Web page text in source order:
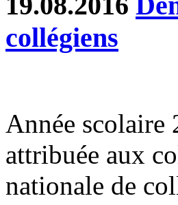
collégiens
Année scolaire
attribuée aux
nationale de